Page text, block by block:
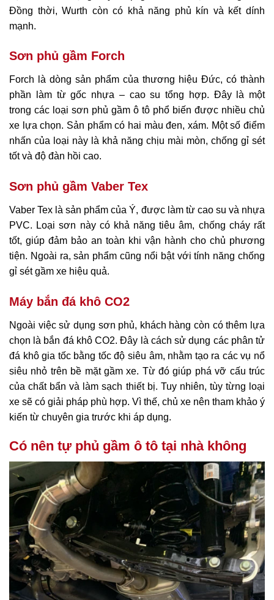
Đồng thời, Wurth còn có khả năng phủ kín và kết dính
mạnh.
Sơn phủ gầm Forch
Forch là dòng sản phẩm của thương hiệu Đức, có thành
phần làm từ gốc nhựa – cao su tổng hợp. Đây là một
trong các loại sơn phủ gầm ô tô phổ biến được nhiều chủ
xe lựa chọn. Sản phẩm có hai màu đen, xám. Một số điểm
nhấn của loại này là khả năng chịu mài mòn, chống gỉ sét
tốt và độ đàn hồi cao.
Sơn phủ gầm Vaber Tex
Vaber Tex là sản phẩm của Ý, được làm từ cao su và nhựa
PVC. Loại sơn này có khả năng tiêu âm, chống cháy rất
tốt, giúp đảm bảo an toàn khi vận hành cho chủ phương
tiện. Ngoài ra, sản phẩm cũng nổi bật với tính năng chống
gỉ sét gầm xe hiệu quả.
Máy bắn đá khô CO2
Ngoài việc sử dụng sơn phủ, khách hàng còn có thêm lựa
chọn là bắn đá khô CO2. Đây là cách sử dụng các phân tử
đá khô gia tốc bằng tốc độ siêu âm, nhằm tạo ra các vụ nổ
siêu nhỏ trên bề mặt gầm xe. Từ đó giúp phá vỡ cấu trúc
của chất bẩn và làm sạch thiết bị. Tuy nhiên, tùy từng loại
xe sẽ có giải pháp phù hợp. Vì thế, chủ xe nên tham khảo ý
kiến từ chuyên gia trước khi áp dụng.
Có nên tự phủ gầm ô tô tại nhà không